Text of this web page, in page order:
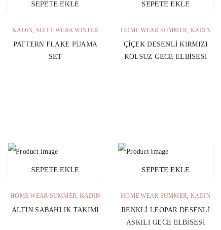
SEPETE EKLE
KADIN, SLEEP WEAR WINTER
PATTERN FLAKE PIJAMA
SET
SEPETE EKLE
HOME WEAR SUMMER, KADIN
ÇIÇEK DESENLI KIRMIZI
KOLSUZ GECE ELBISESI
SEPETE EKLE
HOME WEAR SUMMER, KADIN
ALTIN SABAHLIK TAKIMI
SEPETE EKLE
HOME WEAR SUMMER, KADIN
RENKLI LEOPAR DESENLI
ASKILI GECE ELBISESI